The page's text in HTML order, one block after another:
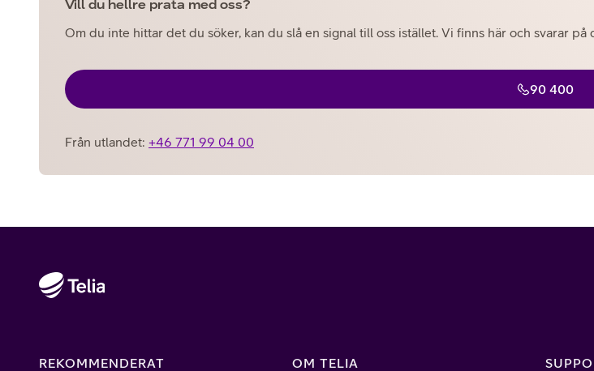
Vill du hellre prata med oss?
Om du inte hittar det du söker, kan du slå en signal till oss istället. Vi finns här och svarar
90 400
Från utlandet: +46 771 99 04 00
REKOMMENDERAT OM TELIA